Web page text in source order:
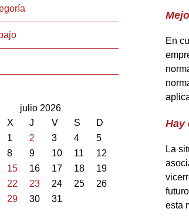
En
Hay
La
esta
julio 2026
X J V S
D
1
2 3 4
5
8 9 10 11
12
15 16 17 18
19
22 23 24 25
26
29 30
31